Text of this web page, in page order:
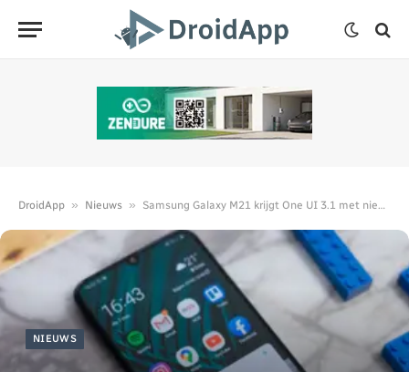
DroidApp » Nieuws » Samsung Galaxy M21 krijgt One UI 3.1 met nieuwe patch
NIEUWS